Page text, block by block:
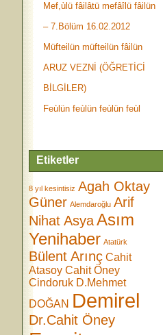
Mef,ùlü fâilâtü mefâîlü fâilün
– 7.Bölüm 16.02.2012
Müfteilün müfteilün fâilün
ARUZ VEZNİ (ÖĞRETİCİ
BİLGİLER)
Feùlün feùlün feùlün feùl
Etiketler
8 yıl kesintisiz Agah Oktay
Güner Alemdaroğlu Arif
Nihat AsyaAsım
Yenihaber Atatürk
Bülent Arınç Cahit
Atasoy Cahit Öney
Cindoruk D.Mehmet
DOĞAN Demirel
Dr.Cahit Öney